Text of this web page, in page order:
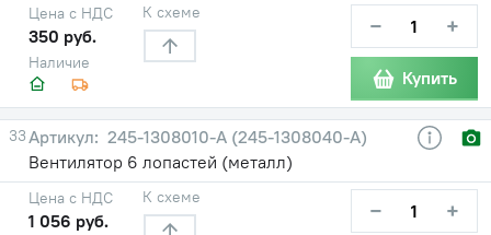
Наличие
Цена с НДС
350 руб.
К схеме − +
Купить
33
245-1308010-А (245-1308040-А)
Вентилятор 6 лопастей (металл)
Цена с НДС
1 056 руб.
К схеме − +